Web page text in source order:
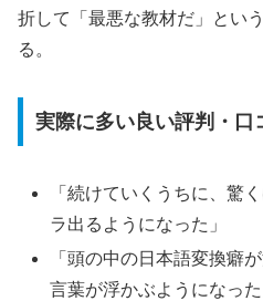
折して「最悪な教材だ」とい
る。
実際に多い良い評判・口
「続けていくうちに、驚
ラ出るようになった」
「頭の中の日本語変換癖
言葉が浮かぶようになった